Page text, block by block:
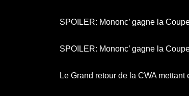
SPOILER: Mononc’ gagne la
SPOILER: Mononc’ gagne la
Le Grand retour de la CWA